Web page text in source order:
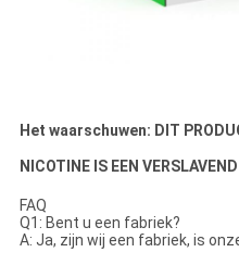
Het waarschuwen: DIT
NICOTINE IS EEN
FAQ
Q1: Bent u een fabriek?
A: Ja, zijn wij een fabriek, is